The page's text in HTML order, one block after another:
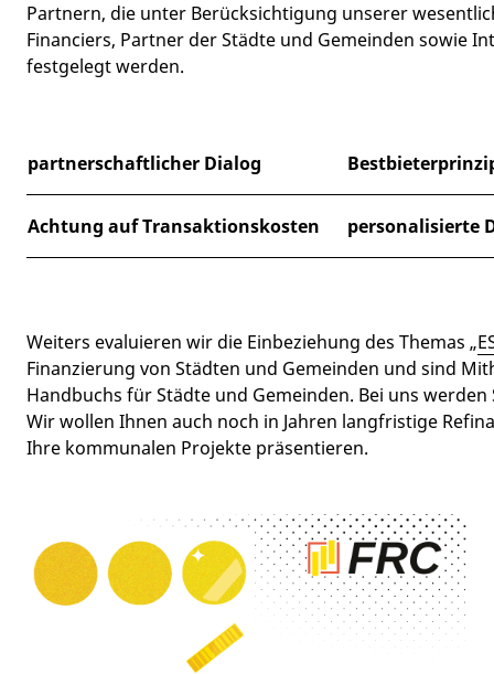
Partnern, die unter Berücksichtigung unserer
Financiers, Partner der Städte und Gemeinden sowie
festgelegt werden.
partnerschaftlicher Dialog
Achtung auf Transaktionskosten personalisierte
Weiters evaluieren wir die Einbeziehung des Themas „
Finanzierung von Städten und Gemeinden und sind
Handbuchs für Städte und Gemeinden. Bei uns
Wir wollen Ihnen auch noch in Jahren langfristige
Ihre kommunalen Projekte präsentieren.